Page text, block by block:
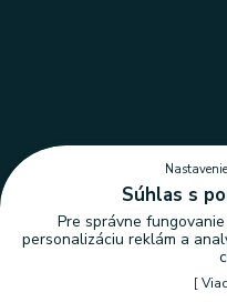
Súhlas s
Pre správne
personalizáciu reklám a
[